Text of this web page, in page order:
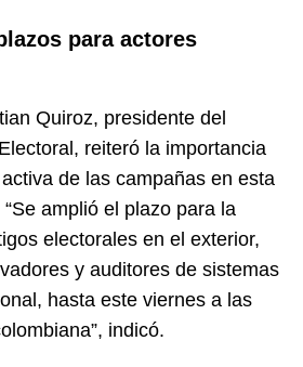
para actores
Quiroz, presidente del
reiteró la importancia
de las campañas en esta
amplió el plazo para la
electorales en el exterior,
y auditores de sistemas
hasta este viernes a las
indicó.